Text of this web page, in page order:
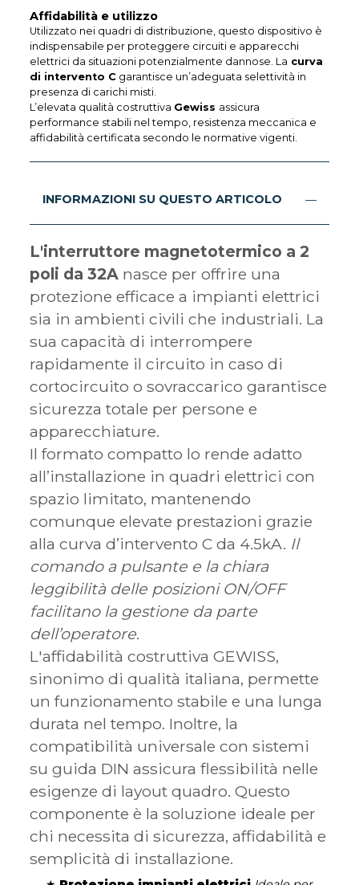
Affidabilità e utilizzo
Utilizzato nei quadri di distribuzione, questo dispositivo è
indispensabile per proteggere circuiti e apparecchi
elettrici da situazioni potenzialmente dannose. La curva
di intervento C garantisce un’adeguata selettività in
presenza di carichi misti.
L’elevata qualità costruttiva Gewiss assicura
performance stabili nel tempo, resistenza meccanica e
affidabilità certificata secondo le normative vigenti.
INFORMAZIONI SU QUESTO ARTICOLO
L'interruttore magnetotermico a 2
poli da 32A nasce per offrire una
protezione efficace a impianti elettrici
sia in ambienti civili che industriali. La
sua capacità di interrompere
rapidamente il circuito in caso di
cortocircuito o sovraccarico garantisce
sicurezza totale per persone e
apparecchiature.
Il formato compatto lo rende adatto
all’installazione in quadri elettrici con
spazio limitato, mantenendo
comunque elevate prestazioni grazie
alla curva d’intervento C da 4.5kA. Il
comando a pulsante e la chiara
leggibilità delle posizioni ON/OFF
facilitano la gestione da parte
dell’operatore.
L'affidabilità costruttiva GEWISS,
sinonimo di qualità italiana, permette
un funzionamento stabile e una lunga
durata nel tempo. Inoltre, la
compatibilità universale con sistemi
su guida DIN assicura flessibilità nelle
esigenze di layout quadro. Questo
componente è la soluzione ideale per
chi necessita di sicurezza, affidabilità e
semplicità di installazione.